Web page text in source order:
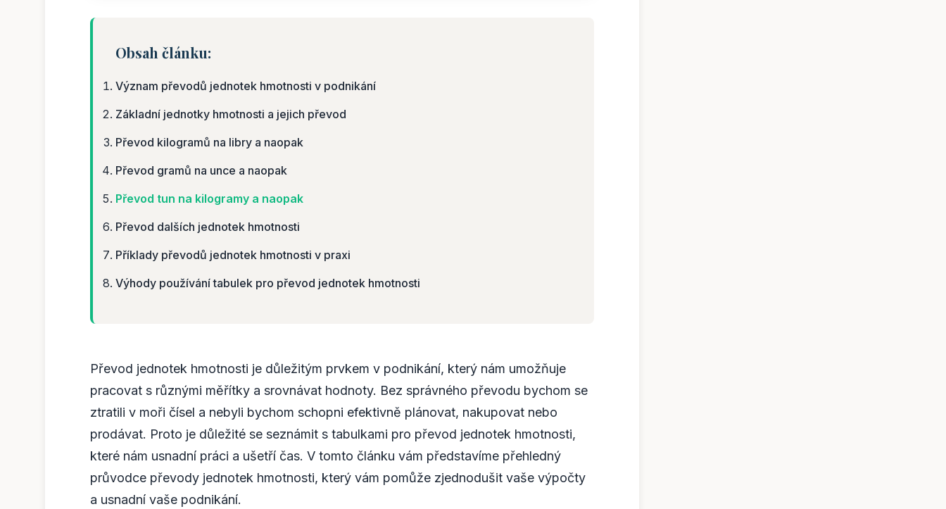
Obsah článku:
Význam převodů jednotek hmotnosti v podnikání
Základní jednotky hmotnosti a jejich převod
Převod kilogramů na libry a naopak
Převod gramů na unce a naopak
Převod tun na kilogramy a naopak
Převod dalších jednotek hmotnosti
Příklady převodů jednotek hmotnosti v praxi
Výhody používání tabulek pro převod jednotek hmotnosti
Převod jednotek hmotnosti je důležitým prvkem v podnikání, který nám umožňuje
pracovat s různými měřítky a srovnávat hodnoty. Bez správného převodu bychom se
ztratili v moři čísel a nebyli bychom schopni efektivně plánovat, nakupovat nebo
prodávat. Proto je důležité se seznámit s tabulkami pro převod jednotek hmotnosti,
které nám usnadní práci a ušetří čas. V tomto článku vám představíme přehledný
průvodce převody jednotek hmotnosti, který vám pomůže zjednodušit vaše výpočty
a usnadní vaše podnikání.